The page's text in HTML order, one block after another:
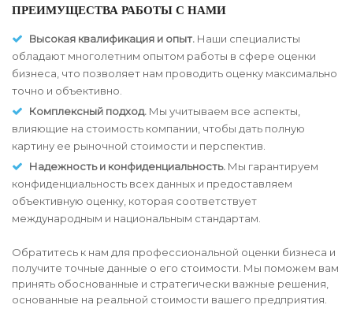
ПРЕИМУЩЕСТВА РАБОТЫ С НАМИ
Высокая квалификация и опыт. Наши специалисты
обладают многолетним опытом работы в сфере оценки
бизнеса, что позволяет нам проводить оценку максимально
точно и объективно.
Комплексный подход. Мы учитываем все аспекты,
влияющие на стоимость компании, чтобы дать полную
картину ее рыночной стоимости и перспектив.
Надежность и конфиденциальность. Мы гарантируем
конфиденциальность всех данных и предоставляем
объективную оценку, которая соответствует
международным и национальным стандартам.
Обратитесь к нам для профессиональной оценки бизнеса и
получите точные данные о его стоимости. Мы поможем вам
принять обоснованные и стратегически важные решения,
основанные на реальной стоимости вашего предприятия.